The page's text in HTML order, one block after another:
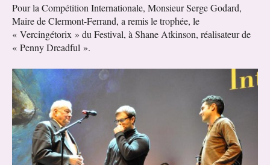
Pour la Compétition Internationale, Monsieur Serge Godard,
Maire de Clermont-Ferrand, a remis le trophée, le
« Vercingétorix » du Festival, à Shane Atkinson, réalisateur de
« Penny Dreadful ».